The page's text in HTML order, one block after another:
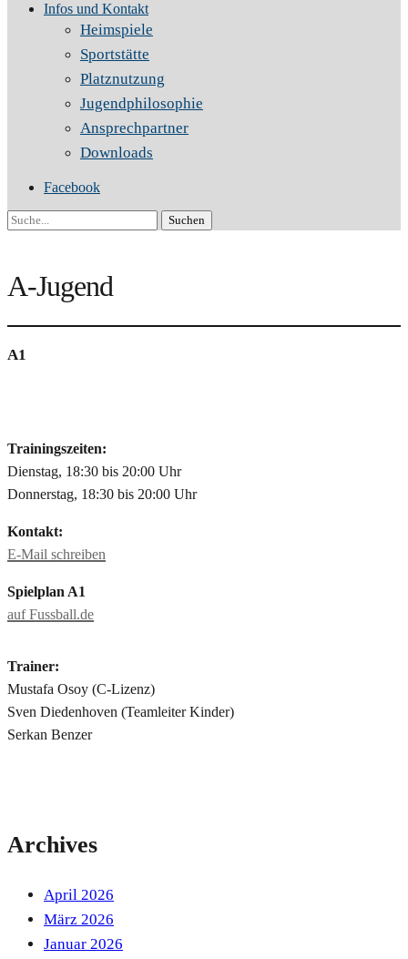
Infos und Kontakt
Heimspiele
Sportstätte
Platznutzung
Jugendphilosophie
Ansprechpartner
Downloads
Facebook
Suche
A-Jugend
A1
Trainingszeiten:
Dienstag, 18:30 bis 20:00 Uhr
Donnerstag, 18:30 bis 20:00 Uhr
Kontakt:
E-Mail schreiben
Spielplan A1
auf Fussball.de
Trainer:
Mustafa Osoy (C-Lizenz)
Sven Diedenhoven (Teamleiter Kinder)
Serkan Benzer
Archives
April 2026
März 2026
Januar 2026